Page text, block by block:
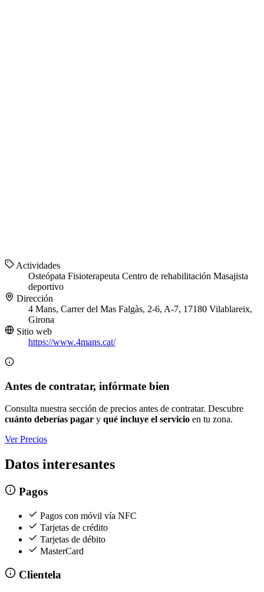
Actividades
Osteópata Fisioterapeuta Centro de rehabilitación Masajista
deportivo
Dirección
4 Mans, Carrer del Mas Falgàs, 2-6, A-7, 17180 Vilablareix,
Girona
Sitio web
https://www.4mans.cat/
Antes de contratar, infórmate bien
Consulta nuestra sección de precios antes de contratar. Descubre
cuánto deberías pagar y qué incluye el servicio en tu zona.
Ver Precios
Datos interesantes
Pagos
Pagos con móvil vía NFC
Tarjetas de crédito
Tarjetas de débito
MasterCard
Clientela